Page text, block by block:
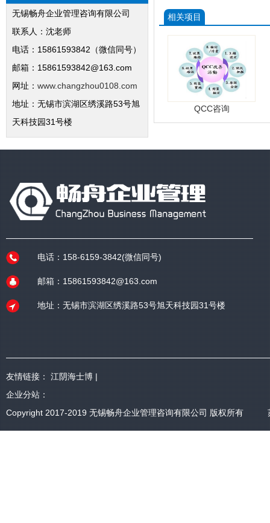
无锡畅舟企业管理咨询有限公司
联系人：沈老师
电话：15861593842（微信同号）
邮箱：15861593842@163.com
网址： www.changzhou0108.com
地址：无锡市滨湖区绣溪路53号旭
天科技园31号楼
相关项目
QCC咨询
电话：158-6159-3842(微信同号)
邮箱：15861593842@163.com
地址：无锡市滨湖区绣溪路53号旭天科技园31号楼
友情链接：江阴海士博|
企业分站：
Copyright 2017-2019无锡畅舟企业管理咨询有限公司版权所有